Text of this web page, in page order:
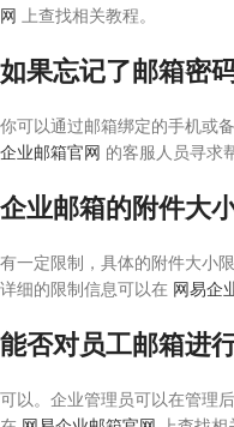
网 上查找相关教程。
如果忘记了邮箱密
你可以通过邮箱绑定的手机或
企业邮箱官网 的客服人员寻求
企业邮箱的附件大
有一定限制，具体的附件大小
详细的限制信息可以在 网易企
能否对员工邮箱进
可以。企业管理员可以在管理